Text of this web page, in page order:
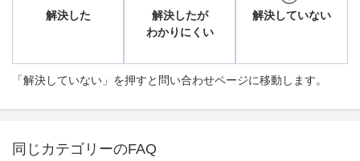
解決した
解決したが
わかりにくい
解決していない
「解決していない」を押すと問い合わせページに移動します。
同じカテゴリーのFAQ